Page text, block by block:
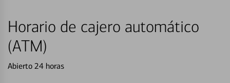
Horario de cajero automático
(ATM)
Abierto 24 horas